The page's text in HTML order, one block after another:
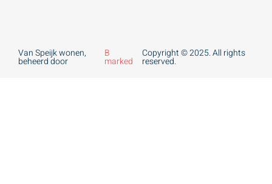
Van Speijk wonen,
beheerd door
B
marked
Copyright © 2025. All rights
reserved.